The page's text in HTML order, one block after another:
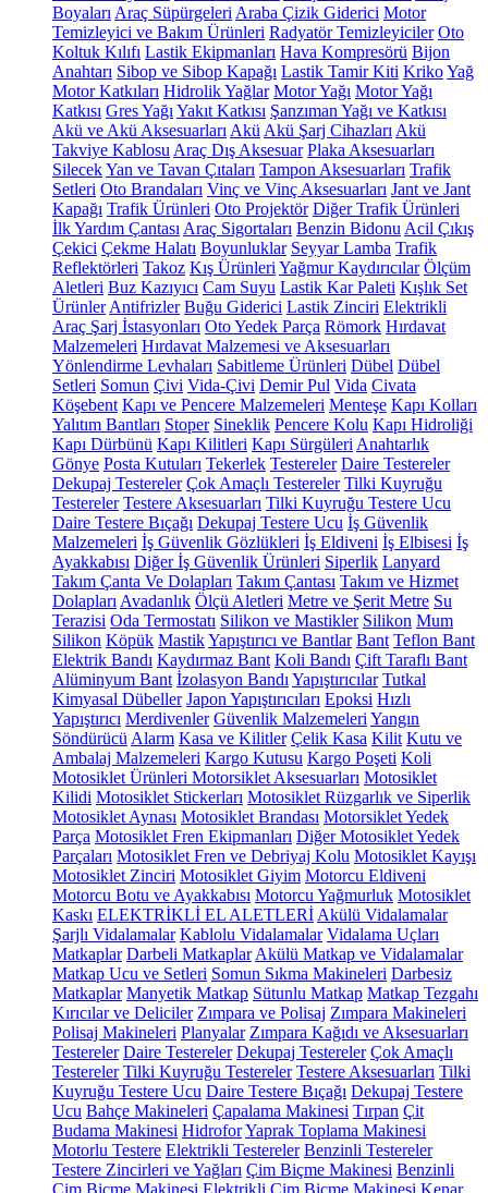
Boyaları Araç Süpürgeleri Araba Çizik Giderici Motor
Temizleyici ve Bakım Ürünleri Radyatör Temizleyiciler Oto
Koltuk Kılıfı Lastik Ekipmanları Hava Kompresörü Bijon
Anahtarı Sibop ve Sibop Kapağı Lastik Tamir Kiti KrikoYağ
Motor Katkıları Hidrolik Yağlar Motor Yağı Motor Yağı
Katkısı Gres Yağı Yakıt Katkısı Şanzıman Yağı ve Katkısı
Akü ve Akü Aksesuarları Akü Akü Şarj Cihazları Akü
Takviye Kablosu Araç Dış Aksesuar Plaka Aksesuarları
SilecekYan ve Tavan Çıtaları Tampon Aksesuarları Trafik
Setleri Oto Brandaları Vinç ve Vinç Aksesuarları Jant ve Jant
Kapağı Trafik Ürünleri Oto Projektör Diğer Trafik Ürünleri
İlk Yardım Çantası Araç Sigortaları Benzin Bidonu Acil Çıkış
Çekici Çekme Halatı Boyunluklar Seyyar Lamba Trafik
Reflektörleri Takoz Kış Ürünleri Yağmur Kaydırıcılar Ölçüm
Aletleri Buz Kazıyıcı Cam Suyu Lastik Kar Paleti Kışlık Set
Ürünler Antifrizler Buğu Giderici Lastik Zinciri Elektrikli
Araç Şarj İstasyonları Oto Yedek Parça Römork Hırdavat
Malzemeleri Hırdavat Malzemesi ve Aksesuarları
Yönlendirme Levhaları Sabitleme Ürünleri Dübel Dübel
Setleri Somun Çivi Vida-Çivi Demir Pul Vida Civata
Köşebent Kapı ve Pencere Malzemeleri Menteşe Kapı Kolları
Yalıtım Bantları Stoper Sineklik Pencere Kolu Kapı Hidroliği
Kapı Dürbünü Kapı Kilitleri Kapı Sürgüleri Anahtarlık
Gönye Posta Kutuları Tekerlek Testereler Daire Testereler
Dekupaj Testereler Çok Amaçlı Testereler Tilki Kuyruğu
Testereler Testere Aksesuarları Tilki Kuyruğu Testere Ucu
Daire Testere Bıçağı Dekupaj Testere Ucu İş Güvenlik
Malzemeleri İş Güvenlik Gözlükleri İş Eldiveni İş Elbisesi İş
Ayakkabısı Diğer İş Güvenlik Ürünleri Siperlik Lanyard
Takım Çanta Ve Dolapları Takım Çantası Takım ve Hizmet
Dolapları Avadanlık Ölçü Aletleri Metre ve Şerit Metre Su
Terazisi Oda Termostatı Silikon ve Mastikler Silikon Mum
Silikon Köpük MastikYapıştırıcı ve Bantlar Bant Teflon Bant
Elektrik Bandı Kaydırmaz Bant Koli Bandı Çift Taraflı Bant
Alüminyum Bant İzolasyon Bandı Yapıştırıcılar Tutkal
Kimyasal Dübeller Japon Yapıştırıcıları Epoksi Hızlı
Yapıştırıcı Merdivenler Güvenlik Malzemeleri Yangın
Söndürücü Alarm Kasa ve Kilitler Çelik Kasa Kilit Kutu ve
Ambalaj Malzemeleri Kargo Kutusu Kargo Poşeti Koli
Motosiklet Ürünleri Motorsiklet Aksesuarları Motosiklet
Kilidi Motosiklet Stickerları Motosiklet Rüzgarlık ve Siperlik
Motosiklet Aynası Motosiklet Brandası Motorsiklet Yedek
Parça Motosiklet Fren Ekipmanları Diğer Motosiklet Yedek
Parçaları Motosiklet Fren ve Debriyaj Kolu Motosiklet Kayışı
Motosiklet Zinciri Motosiklet Giyim Motorcu Eldiveni
Motorcu Botu ve Ayakkabısı Motorcu Yağmurluk Motosiklet
Kaskı ELEKTRİKLİ EL ALETLERİ Akülü Vidalamalar
Şarjlı Vidalamalar Kablolu Vidalamalar Vidalama Uçları
Matkaplar Darbeli Matkaplar Akülü Matkap ve Vidalamalar
Matkap Ucu ve Setleri Somun Sıkma Makineleri Darbesiz
Matkaplar Manyetik Matkap Sütunlu Matkap Matkap Tezgahı
Kırıcılar ve Deliciler Zımpara ve Polisaj Zımpara Makineleri
Polisaj Makineleri Planyalar Zımpara Kağıdı ve Aksesuarları
Testereler Daire Testereler Dekupaj Testereler Çok Amaçlı
Testereler Tilki Kuyruğu Testereler Testere Aksesuarları Tilki
Kuyruğu Testere Ucu Daire Testere Bıçağı Dekupaj Testere
Ucu Bahçe Makineleri Çapalama Makinesi Tırpan Çit
Budama Makinesi HidroforYaprak Toplama Makinesi
Motorlu Testere Elektrikli Testereler Benzinli Testereler
Testere Zincirleri ve Yağları Çim Biçme Makinesi Benzinli
Çim Biçme Makinesi Elektrikli Çim Biçme Makinesi Kenar